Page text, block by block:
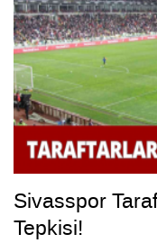
Sivasspor
Tepkisi!